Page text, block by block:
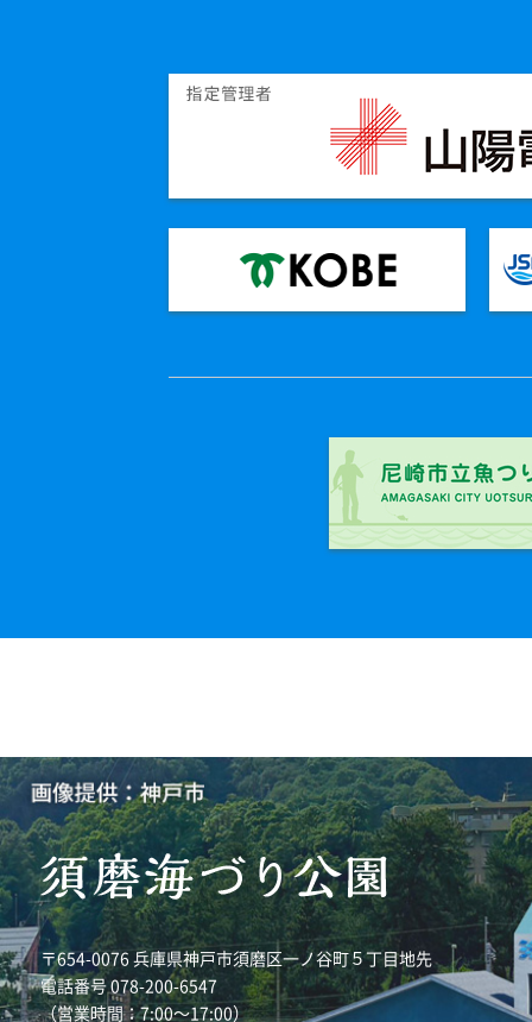
〒654-0076 兵庫県神戸市須磨区一ノ谷町５丁目地先
電話番号 078-200-6547
（営業時間：7:00～17:00）